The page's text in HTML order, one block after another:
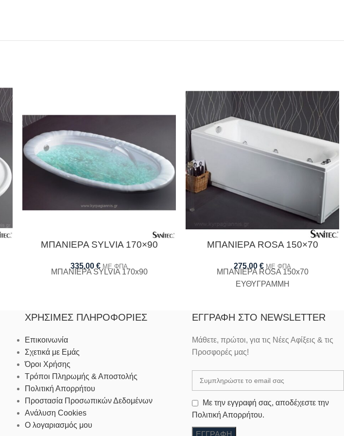
ΜΠΑΝΙΕΡΑ SYLVIA 170×90
335,00 € ΜΕ ΦΠΑ
ΜΠΑΝΙΕΡΑ SYLVIA 170x90
ΜΠΑΝΙΕΡΑ ROSA 150×70
275,00 € ΜΕ ΦΠΑ
ΜΠΑΝΙΕΡΑ ROSA 150x70
ΕΥΘΥΓΡΑΜΜΗ
ΧΡΉΣΙΜΕΣ ΠΛΗΡΟΦΟΡΊΕΣ
Επικοινωνία
Σχετικά με Εμάς
Όροι Χρήσης
Τρόποι Πληρωμής & Αποστολής
Πολιτική Απορρήτου
Προστασία Προσωπικών Δεδομένων
Ανάλυση Cookies
Ο λογαριασμός μου
ΕΓΓΡΑΦΉ ΣΤΟ NEWSLETTER
Μάθετε, πρώτοι, για τις Νέες Αφίξεις & τις
Προσφορές μας!
Με την εγγραφή σας, αποδέχεστε την
Πολιτική Απορρήτου.